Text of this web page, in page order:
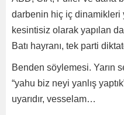
darbenin hiç iç dinamikleri
kesintisiz olarak yapılan
Batı hayranı, tek parti
Benden söylemesi. Yarın
“yahu biz neyi yanlış
uyarıdır, vesselam…